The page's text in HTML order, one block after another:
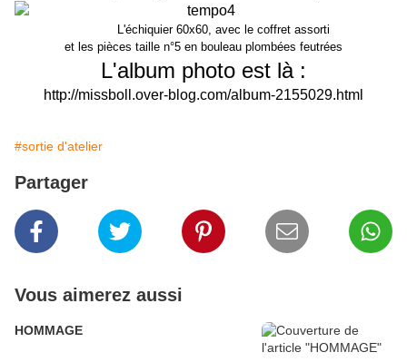
L'échiquier 60x60, avec le coffret assorti
et les pièces taille n°5 en bouleau plombées feutrées
L'album photo est là :
http://missboll.over-blog.com/album-2155029.html
#sortie d'atelier
Partager
Vous aimerez aussi
HOMMAGE